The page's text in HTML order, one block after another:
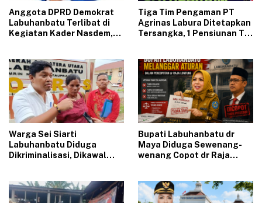
‎Anggota DPRD Demokrat
Labuhanbatu Terlibat di
Kegiatan Kader Nasdem,
Tiga Tim Pengaman PT
Agrinas Labura Ditetapkan
Tersangka, 1 Pensiunan TNI
‎Warga Sei Siarti
Labuhanbatu Diduga
Dikriminalisasi, Dikawal
Dilaporkan
‎Bupati Labuhanbatu dr
Maya Diduga Sewenang-
wenang Copot dr Raja
Terbuka